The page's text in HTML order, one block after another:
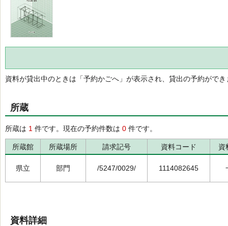
資料が貸出中のときは「予約かごへ」が表示され、貸出の予約ができ
所蔵
所蔵は 1 件です。現在の予約件数は 0 件です。
所蔵館 所蔵場所 請求記号 資料コード 資
県立 部門 /5247/0029/ 1114082645
資料詳細